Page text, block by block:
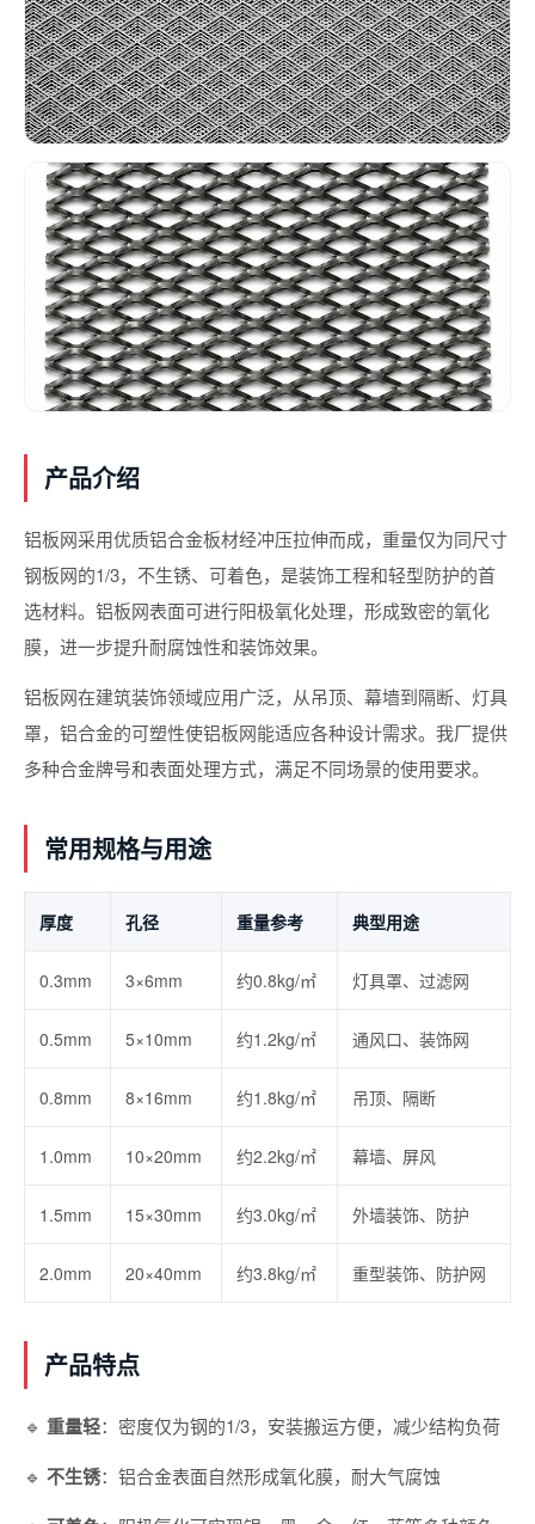
产品介绍
铝板网采用优质铝合金板材经冲压拉伸而成，重量仅为同尺寸
钢板网的1/3，不生锈、可着色，是装饰工程和轻型防护的首
选材料。铝板网表面可进行阳极氧化处理，形成致密的氧化
膜，进一步提升耐腐蚀性和装饰效果。
铝板网在建筑装饰领域应用广泛，从吊顶、幕墙到隔断、灯具
罩，铝合金的可塑性使铝板网能适应各种设计需求。我厂提供
多种合金牌号和表面处理方式，满足不同场景的使用要求。
常用规格与用途
厚度 孔径 重量参考 典型用途
0.3mm 3×6mm 约0.8kg/㎡ 灯具罩、过滤网
0.5mm 5×10mm 约1.2kg/㎡ 通风口、装饰网
0.8mm 8×16mm 约1.8kg/㎡ 吊顶、隔断
1.0mm 10×20mm 约2.2kg/㎡ 幕墙、屏风
1.5mm 15×30mm 约3.0kg/㎡ 外墙装饰、防护
2.0mm 20×40mm 约3.8kg/㎡ 重型装饰、防护网
产品特点
🔹 重量轻：密度仅为钢的1/3，安装搬运方便，减少结构负荷
🔹 不生锈：铝合金表面自然形成氧化膜，耐大气腐蚀